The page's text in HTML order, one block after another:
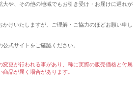
大や、その他の地域でもお引き受け・お届けに遅れが
かけいたしますが、ご理解・ご協力のほどお願い申し
式サイトをご確認ください。
変更が行われる事があり、稀に実際の販売価格と付属
品が届く場合があります。